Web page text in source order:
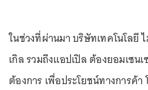
ในช่วงที่ผ่านมา บริษัทเทคโนโลยี
เกิล รวมถึงแอปเปิล ต้องยอมเซน
ต้องการ เพื่อประโยชน์ทางการค้